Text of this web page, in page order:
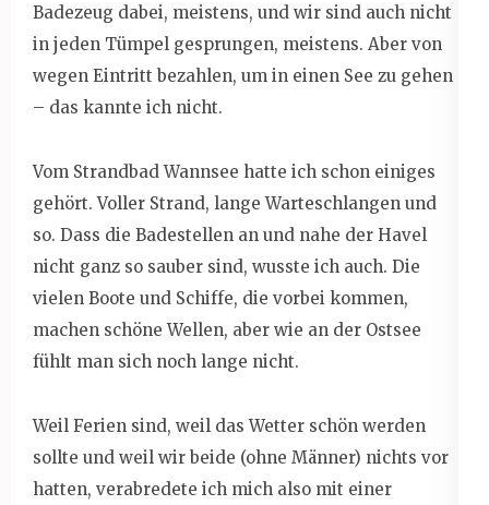
Badezeug dabei, meistens, und wir sind auch nicht
in jeden Tümpel gesprungen, meistens. Aber von
wegen Eintritt bezahlen, um in einen See zu gehen
– das kannte ich nicht.
Vom Strandbad Wannsee hatte ich schon einiges
gehört. Voller Strand, lange Warteschlangen und
so. Dass die Badestellen an und nahe der Havel
nicht ganz so sauber sind, wusste ich auch. Die
vielen Boote und Schiffe, die vorbei kommen,
machen schöne Wellen, aber wie an der Ostsee
fühlt man sich noch lange nicht.
Weil Ferien sind, weil das Wetter schön werden
sollte und weil wir beide (ohne Männer) nichts vor
hatten, verabredete ich mich also mit einer